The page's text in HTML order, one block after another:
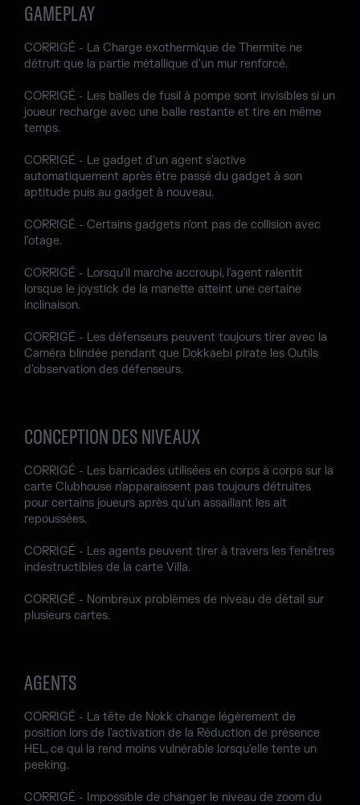
GAMEPLAY
CORRIGÉ - La Charge exothermique de Thermite ne
détruit que la partie métallique d'un mur renforcé.
CORRIGÉ - Les balles de fusil à pompe sont invisibles si un
joueur recharge avec une balle restante et tire en même
temps.
CORRIGÉ - Le gadget d'un agent s'active
automatiquement après être passé du gadget à son
aptitude puis au gadget à nouveau.
CORRIGÉ - Certains gadgets n'ont pas de collision avec
l'otage.
CORRIGÉ - Lorsqu'il marche accroupi, l'agent ralentit
lorsque le joystick de la manette atteint une certaine
inclinaison.
CORRIGÉ - Les défenseurs peuvent toujours tirer avec la
Caméra blindée pendant que Dokkaebi pirate les Outils
d'observation des défenseurs.
CONCEPTION DES NIVEAUX
CORRIGÉ - Les barricades utilisées en corps à corps sur la
carte Clubhouse n'apparaissent pas toujours détruites
pour certains joueurs après qu'un assaillant les ait
repoussées.
CORRIGÉ - Les agents peuvent tirer à travers les fenêtres
indestructibles de la carte Villa.
CORRIGÉ - Nombreux problèmes de niveau de détail sur
plusieurs cartes.
AGENTS
CORRIGÉ - La tête de Nokk change légèrement de
position lors de l'activation de la Réduction de présence
HEL, ce qui la rend moins vulnérable lorsqu'elle tente un
peeking.
CORRIGÉ - Impossible de changer le niveau de zoom du